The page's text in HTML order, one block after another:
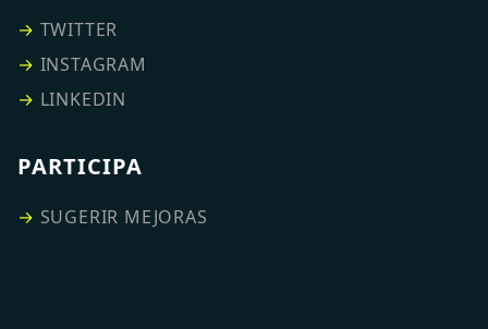
→ TWITTER
→ INSTAGRAM
→ LINKEDIN
PARTICIPA
→ SUGERIR MEJORAS